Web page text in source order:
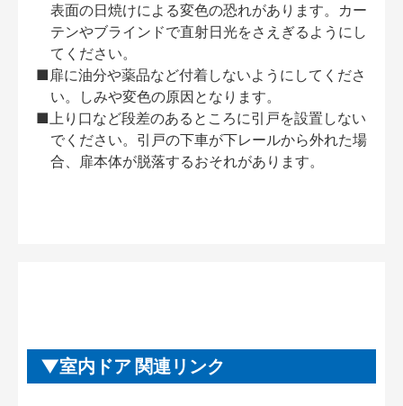
表面の日焼けによる変色の恐れがあります。カー
テンやブラインドで直射日光をさえぎるようにし
てください。
■扉に油分や薬品など付着しないようにしてくださ
い。しみや変色の原因となります。
■上り口など段差のあるところに引戸を設置しない
でください。引戸の下車が下レールから外れた場
合、扉本体が脱落するおそれがあります。
室内ドア 関連リンク